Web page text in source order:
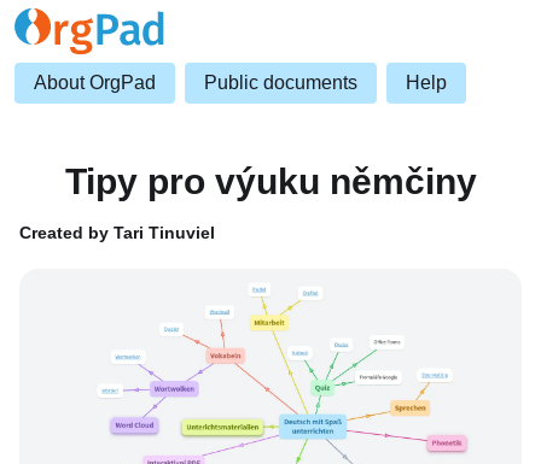
About OrgPad Public documents Help
Tipy pro výuku němčiny
Created by Tari Tinuviel